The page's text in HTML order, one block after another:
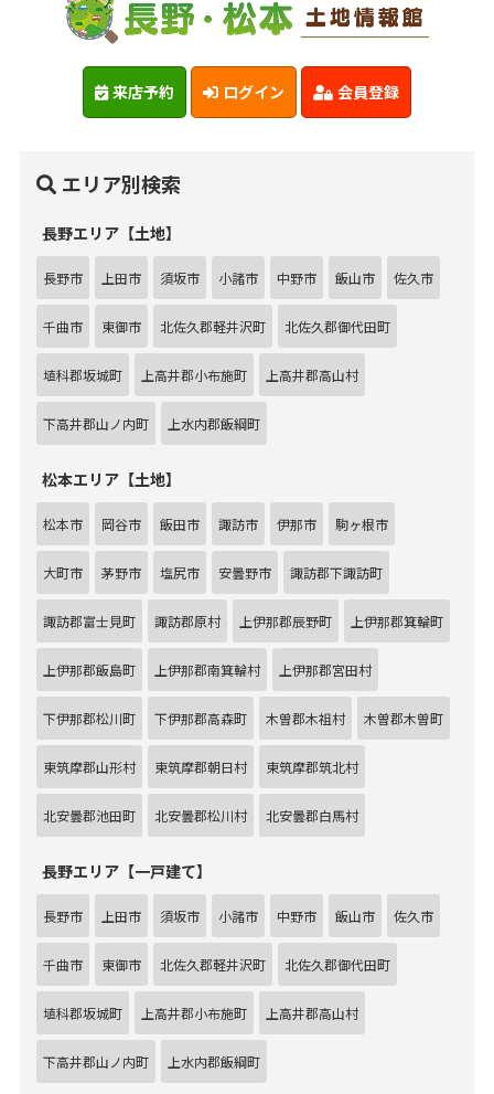
来店予約 ログイン 会員登録
エリア別検索
長野エリア【土地】
長野市 上田市 須坂市 小諸市 中野市 飯山市 佐久市
千曲市 東御市 北佐久郡軽井沢町 北佐久郡御代田町
埴科郡坂城町 上高井郡小布施町 上高井郡高山村
下高井郡山ノ内町 上水内郡飯綱町
松本エリア【土地】
松本市 岡谷市 飯田市 諏訪市 伊那市 駒ヶ根市
大町市 茅野市 塩尻市 安曇野市 諏訪郡下諏訪町
諏訪郡富士見町 諏訪郡原村 上伊那郡辰野町 上伊那郡箕輪町
上伊那郡飯島町 上伊那郡南箕輪村 上伊那郡宮田村
下伊那郡松川町 下伊那郡高森町 木曽郡木祖村 木曽郡木曽町
東筑摩郡山形村 東筑摩郡朝日村 東筑摩郡筑北村
北安曇郡池田町 北安曇郡松川村 北安曇郡白馬村
長野エリア【一戸建て】
長野市 上田市 須坂市 小諸市 中野市 飯山市 佐久市
千曲市 東御市 北佐久郡軽井沢町 北佐久郡御代田町
埴科郡坂城町 上高井郡小布施町 上高井郡高山村
下高井郡山ノ内町 上水内郡飯綱町